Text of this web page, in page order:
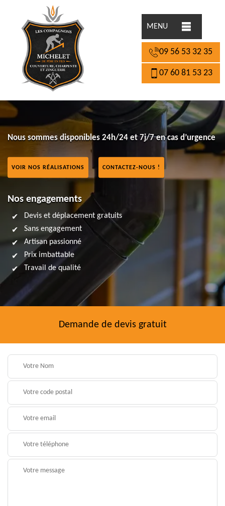
MENU
09 56 53 32 35
07 60 81 53 23
Nous sommes disponibles 24h/24 et 7j/7 en cas d’urgence
VOIR NOS RÉALISATIONS CONTACTEZ-NOUS !
Nos engagements
Devis et déplacement gratuits
Sans engagement
Artisan passionné
Prix imbattable
Travail de qualité
Demande de devis gratuit